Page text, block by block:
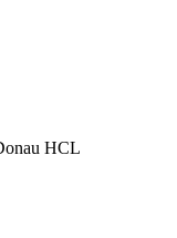
HCL